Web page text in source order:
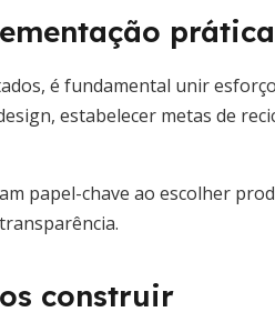
prática
é fundamental unir
estabelecer metas de
papel-chave ao escolher
construir